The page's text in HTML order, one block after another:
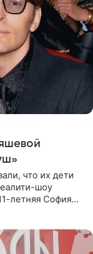
что их дети
шоу
летняя София